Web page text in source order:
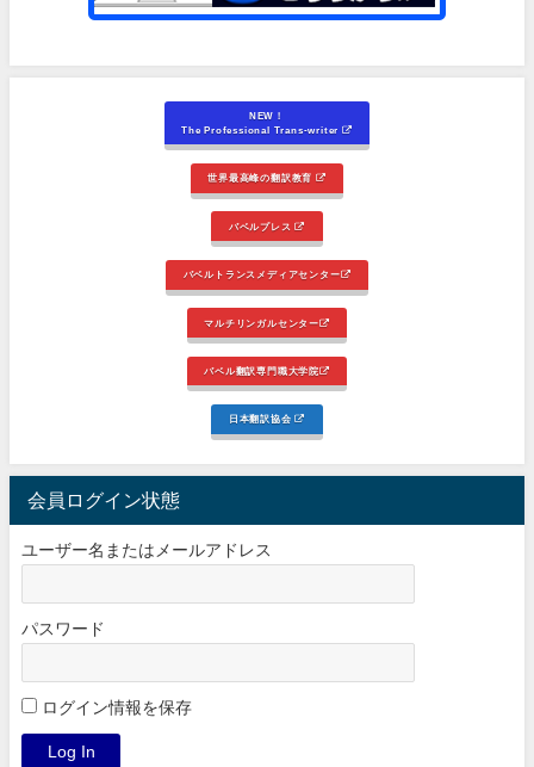
NEW！
The Professional Trans-writer
世界最高峰の翻訳教育
バベルプレス
バベルトランスメディアセンター
マルチリンガルセンター
バベル翻訳専門職大学院
日本翻訳協会
会員ログイン状態
ユーザー名またはメールアドレス
パスワード
ログイン情報を保存